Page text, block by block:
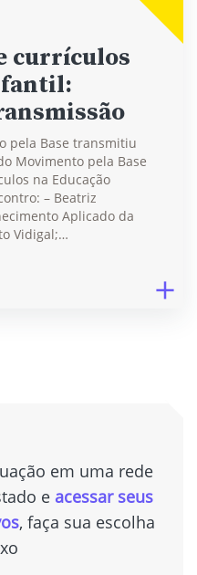
currículos
pela Base transmitiu
Movimento pela Base
na Educação
– Beatriz
Aplicado da
Vidigal;…
em uma rede
e acessar seus
, faça sua escolha